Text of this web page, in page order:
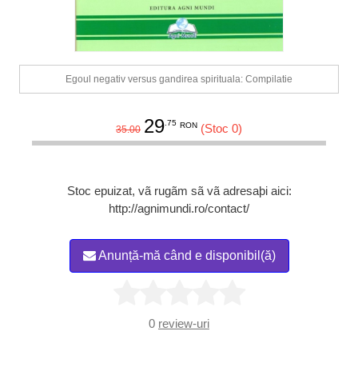
Egoul negativ versus gandirea spirituala: Compilatie
35.00 29.75 RON (Stoc 0)
Stoc epuizat, vã rugãm sã vã adresaþi aici:
http://agnimundi.ro/contact/
Anunță-mă când e disponibil(ă)
0 review-uri